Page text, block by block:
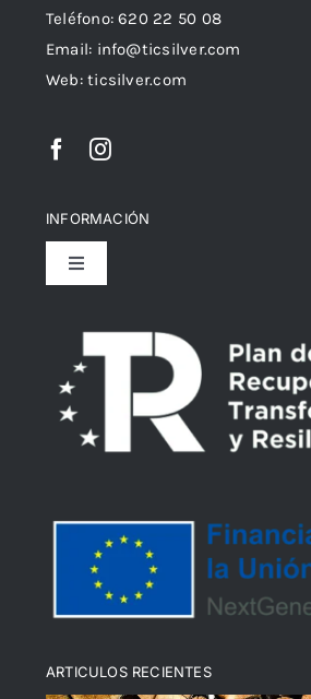
Teléfono: 620 22 50 08
Email: info@ticsilver.com
Web: ticsilver.com
INFORMACIÓN
Toggle
Declaración de Accesibilidad
Política de cookies (UE)
ARTICULOS RECIENTES